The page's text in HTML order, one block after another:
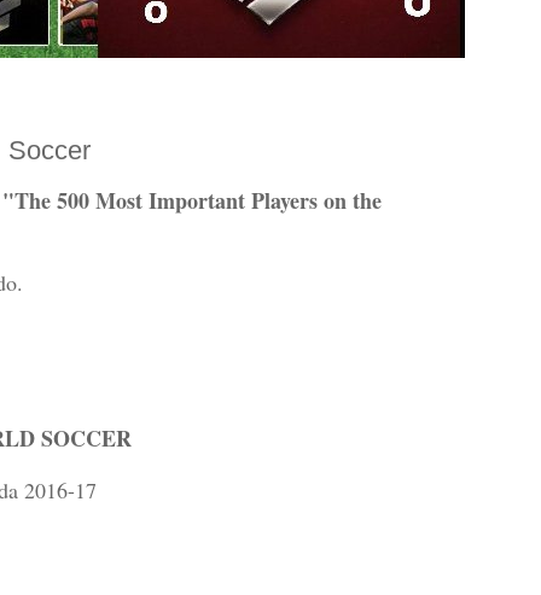
Soccer
"The 500 Most Important Players on the
SOCCER
2016-17